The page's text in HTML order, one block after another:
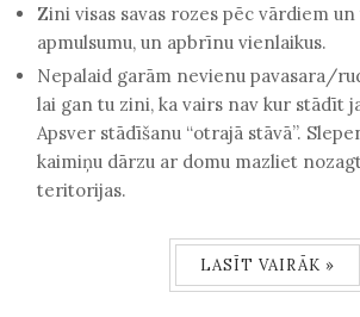
Zini visas savas rozes pēc vārdiem
apmulsumu, un apbrīnu vienlaikus.
Nepalaid garām nevienu pavasara/
lai gan tu zini, ka vairs nav kur stādīt
Apsver stādīšanu “otrajā stāvā”.
kaimiņu dārzu ar domu mazliet
teritorijas.
LASĪT VAIRĀK »